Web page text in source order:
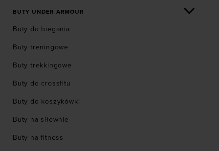
BUTY UNDER ARMOUR
Buty do biegania
Buty treningowe
Buty trekkingowe
Buty do crossfitu
Buty do koszykówki
Buty na siłownie
Buty na fitness